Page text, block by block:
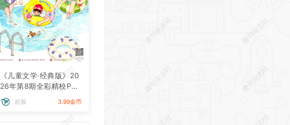
《儿童文学·经典版》20
26年第8期全彩精校PD
F杂志下载
超频 3.99金币
微刊杂志社 微刊杂志社
微刊杂志社
微刊杂志社 微刊杂志社
微刊杂志社